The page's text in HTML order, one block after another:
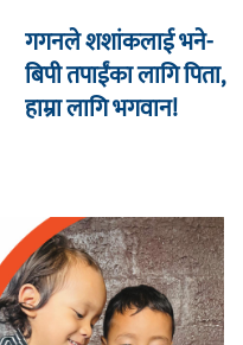
गगनले शशांकलाई भने-
बिपी तपाईंका लागि पिता,
हाम्रा लागि भगवान!